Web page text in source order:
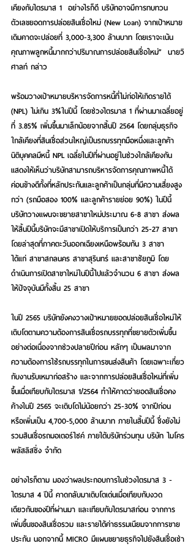
เคียงกับไตรมาส 1  อย่างไรก็ดี บริษัทอาจมีการทบทวน
ตัวเลขยอดการปล่อยสินเชื่อใหม่ (New Loan) จากเป้าหมาย
เดิมคาดจะปล่อยที่ 3,000-3,300 ล้านบาท โดยเราจะเน้น
คุณภาพลูกหนี้มากกว่าปริมาณการปล่อยสินเชื่อใหม่”  นายวิ
ศาลท์ กล่าว
พร้อมวางเป้าหมายบริหารจัดการหนี้ที่ไม่ก่อให้เกิดรายได้
(NPL) ไม่เกิน 3%ในปีนี้ โดยช่วงไตรมาส 1 ที่ผ่านมาเฉลี่ยอยู่
ที่ 3.85% เพิ่มขึ้นมาเล็กน้อยจากสิ้นปี 2564 โดยกลุ่มธุรกิจ
ใกล้เคียงที่สินเชื่อส่วนใหญ่เป็นรถบรรทุกมือหนึ่งและลูกค้า
นิติบุคคลมีหนี้ NPL เฉลี่ยในปีที่ผ่านอยู่ในช่วงใกล้เคียงกัน
แสดงให้เห็นว่าบริษัทสามารถบริหารจัดการคุณภาพหนี้ได้
ค่อนข้างดีทั้งที่หลักประกันและลูกค้าเป็นกลุ่มที่มีความเสี่ยงสูง
กว่า (รถมือสอง 100% และลูกค้ารายย่อย 90%) ในปีนี้
บริษัทวางแผนจะขยายสาขาใหม่ประมาณ 6-8 สาขา ส่งผล
ให้สิ้นปีนี้บริษัทจะมีสาขาเปิดให้บริการเป็นกว่า 25-27 สาขา
โดยล่าสุดที่ภาคตะวันออกเฉียงเหนือพร้อมกัน 3 สาขา
ได้แก่ สาขาสกลนคร สาขาสุรินทร์ และสาขาชัยภูมิ โดย
ดำเนินการเปิดสาขาใหม่ในปีนี้ไปแล้วจำนวน 6 สาขา ส่งผล
ให้ปัจจุบันมีทั้งสิ้น 25 สาขา
ในปี 2565 บริษัทยังคงวางเป้าหมายยอดปล่อยสินเชื่อใหม่ให้
เติบโตตามความต้องการสินเชื่อรถบรรทุกที่ขยายตัวเพิ่มขึ้น
อย่างต่อเนื่องจากช่วงปลายปีก่อน หลักๆ เป็นผลมาจาก
ความต้องการใช้รถบรรทุกในการขนส่งสินค้า โดยเฉพาะเกี่ยว
กับงานรับเหมาก่อสร้าง และจากการปล่อยสินเชื่อใหม่ที่เพิ่ม
ขึ้นเมื่อเทียบกับไตรมาส 1/2564 ทำให้คาดว่ายอดสินเชื่อคง
ค้างในปี 2565 จะเติบโตไม่น้อยกว่า 25-30% จากปีก่อน
หรือเพิ่มเป็น 4,700-5,000 ล้านบาท ภายในสิ้นปีนี้ ซึ่งยังไม่
รวมสินเชื่อรถมอเตอร์ไซค์ ภายใต้บริษัทร่วมทุน บริษัท ไมโคร
พลัสลิสซิ่ง จำกัด
อย่างไรก็ตาม มองว่าผลประกอบการในช่วงไตรมาส 3 -
ไตรมาส 4 ปีนี้ คาดกลับมาเติบโตเด่นเมื่อเทียบกับงวด
เดียวกันของปีที่ผ่านมา และเทียบกับไตรมาสก่อน จากการ
เพิ่มขึ้นของสินเชื่อรวม และรายได้ค่าธรรมเนียมจากการขาย
ประกัน นอกจากนี้ MICRO มีแผนขยายธุรกิจไปยังสินเชื่อเช่า